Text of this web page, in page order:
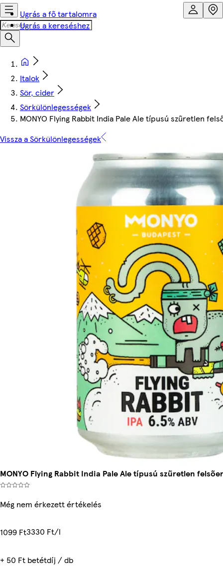
Ugrás a fő tartalomra
Ugrás a kereséshez
Italok
Sör, cider
Sörkülönlegességek
MONYO Flying Rabbit India Pale Ale típusú szűretlen
Vissza a Sörkülönlegességek
MONYO Flying Rabbit India Pale Ale típusú szűretlen
Még nem érkezett értékelés
1099 Ft3330 Ft/l
+ 50 Ft betétdíj / db